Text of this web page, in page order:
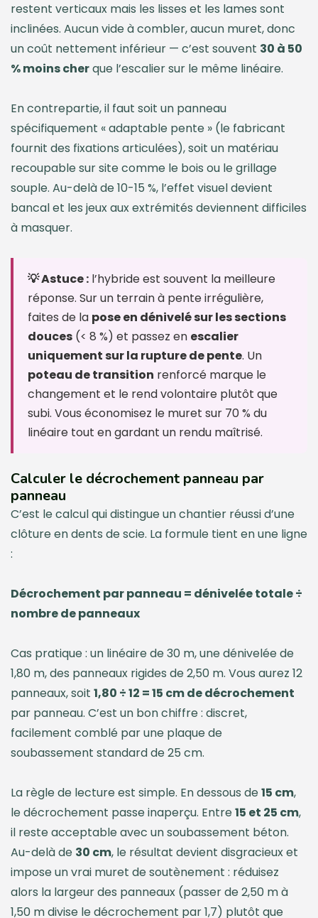
restent verticaux mais les lisses et les lames sont
inclinées. Aucun vide à combler, aucun muret, donc
un coût nettement inférieur — c’est souvent 30 à 50
% moins cherque l’escalier sur le même linéaire.
En contrepartie, il faut soit un panneau
spécifiquement « adaptable pente » (le fabricant
fournit des fixations articulées), soit un matériau
recoupable sur site comme le bois ou le grillage
souple. Au-delà de 10-15 %, l’effet visuel devient
bancal et les jeux aux extrémités deviennent difficiles
à masquer.
💡 Astuce : l’hybride est souvent la meilleure
réponse. Sur un terrain à pente irrégulière,
faites de la pose en dénivelé sur les sections
douces (< 8 %) et passez en escalier
uniquement sur la rupture de pente. Un
poteau de transition renforcé marque le
changement et le rend volontaire plutôt que
subi. Vous économisez le muret sur 70 % du
linéaire tout en gardant un rendu maîtrisé.
Calculer le décrochement panneau par
panneau
C’est le calcul qui distingue un chantier réussi d’une
clôture en dents de scie. La formule tient en une ligne
:
Décrochement par panneau = dénivelée totale ÷
nombre de panneaux
Cas pratique : un linéaire de 30 m, une dénivelée de
1,80 m, des panneaux rigides de 2,50 m. Vous aurez 12
panneaux, soit 1,80 ÷ 12 = 15 cm de décrochement
par panneau. C’est un bon chiffre : discret,
facilement comblé par une plaque de
soubassement standard de 25 cm.
La règle de lecture est simple. En dessous de15 cm,
le décrochement passe inaperçu. Entre15 et 25 cm,
il reste acceptable avec un soubassement béton.
Au-delà de 30 cm, le résultat devient disgracieux et
impose un vrai muret de soutènement : réduisez
alors la largeur des panneaux (passer de 2,50 m à
1,50 m divise le décrochement par 1,7) plutôt que